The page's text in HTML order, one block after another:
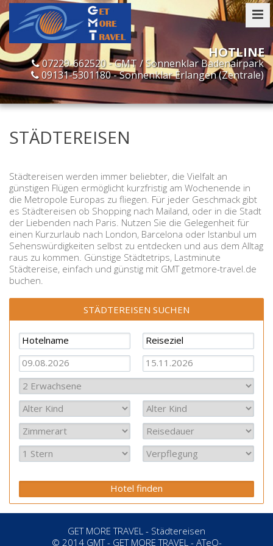
07229-662520 - GMT / Sonnenklar Badenairpark
09131-5301180 - Sonnenklar Erlangen (Zentrale)
STÄDTEREISEN
Städtereisen werden immer beliebter, die Vielfalt an
günstigen Flügen ermöglicht kurzfristig am Wochenende in
die Metropole Europas zu fliegen. Für jeder Geschmack gibt
es Städtereisen ob Shopping nach Mailand, oder in die Stadt
der Liebenden nach Paris. Nutzen Sie die Gelegenheit für
einen Kurzurlaub nach London, Barcelona oder Istanbul um
Sehenswürdigkeiten selbst zu entdecken und aus dem Alltag
raus zu kommen. Günstige Städtetrips, Lastminute
Städtereise, einfach und günstig mit GMT getmore-travel.de
buchen.
STÄDTEREISEN SUCHEN
GET MORE TRAVEL - Städtereisen
© 2014 GMT - GET MORE TRAVEL- ATeO-